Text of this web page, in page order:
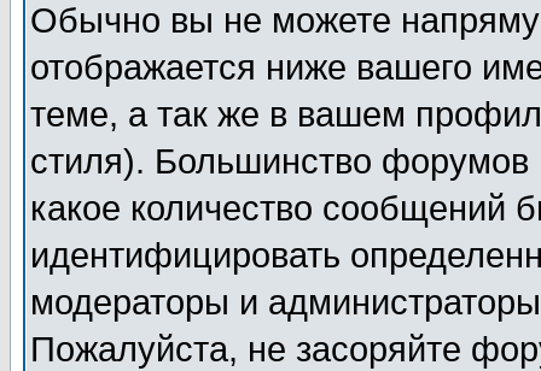
Обычно вы не можете
отображается ниже вашего
теме, а так же в вашем
стиля). Большинство форумов
какое количество сообщений
идентифицировать
модераторы и
Пожалуйста, не засоряйте